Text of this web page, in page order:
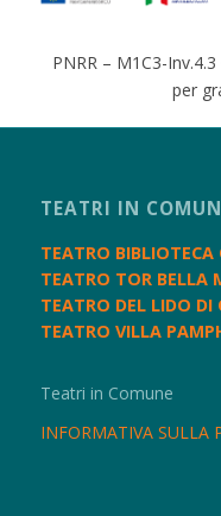
PNRR – M1C3-
per
TEATRI IN
TEATRO BIBLIOTECA
TEATRO TOR BELLA
TEATRO DEL LIDO DI
TEATRO VILLA
Teatri in Comune
INFORMATIVA SULLA